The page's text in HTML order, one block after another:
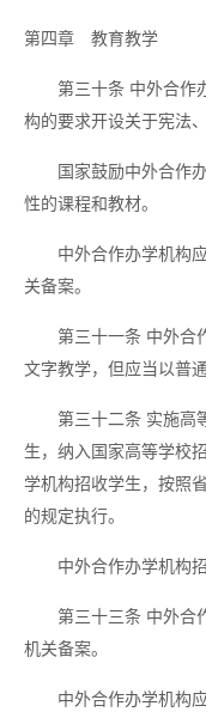
第四章 教育教学
第三十条 中外合作
构的要求开设关于宪法
国家鼓励中外合作办
性的课程和教材。
中外合作办学机构应
关备案。
第三十一条 中外合
文字教学，但应当以普
第三十二条 实施高
生，纳入国家高等学校
学机构招收学生，按照
的规定执行。
中外合作办学机构招
第三十三条 中外合
机关备案。
中外合作办学机构应